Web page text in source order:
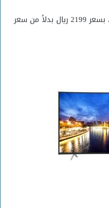
شاشة عرض 55 بوصة، ذكي، بسعر 2199 ريال بدلاً من سعر